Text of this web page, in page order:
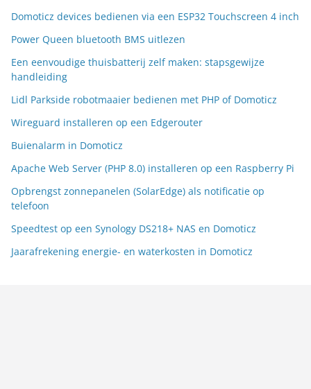
Domoticz devices bedienen via een ESP32 Touchscreen 4 inch
Power Queen bluetooth BMS uitlezen
Een eenvoudige thuisbatterij zelf maken: stapsgewijze
handleiding
Lidl Parkside robotmaaier bedienen met PHP of Domoticz
Wireguard installeren op een Edgerouter
Buienalarm in Domoticz
Apache Web Server (PHP 8.0) installeren op een Raspberry Pi
Opbrengst zonnepanelen (SolarEdge) als notificatie op
telefoon
Speedtest op een Synology DS218+ NAS en Domoticz
Jaarafrekening energie- en waterkosten in Domoticz